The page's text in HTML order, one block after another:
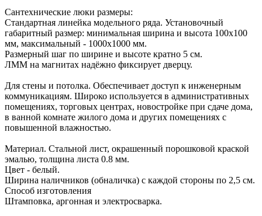
Сантехнические люки размеры:
Стандартная линейка модельного ряда. Установочный
габаритный размер: минимальная ширина и высота 100x100
мм, максимальный - 1000x1000 мм.
Размерный шаг по ширине и высоте кратно 5 см.
ЛММ на магнитах надёжно фиксирует дверцу.
Для стены и потолка. Обеспечивает доступ к инженерным
коммуникациям. Широко используется в административных
помещениях, торговых центрах, новостройке при сдаче дома,
в ванной комнате жилого дома и других помещениях с
повышенной влажностью.
Материал. Стальной лист, окрашенный порошковой краской
эмалью, толщина листа 0.8 мм.
Цвет - белый.
Ширина наличников (обналичка) с каждой стороны по 2,5 см.
Способ изготовления
Штамповка, аргонная и электросварка.